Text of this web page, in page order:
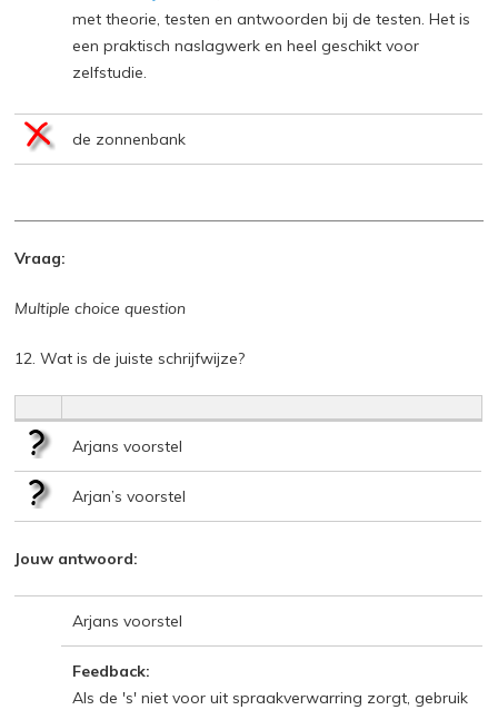
met theorie, testen en antwoorden bij de testen. Het is
een praktisch naslagwerk en heel geschikt voor
zelfstudie.
de zonnenbank
Vraag:
Multiple choice question
12. Wat is de juiste schrijfwijze?
Arjans voorstel
Arjan’s voorstel
Jouw antwoord:
Arjans voorstel
Feedback:
Als de 's' niet voor uit spraakverwarring zorgt, gebruik